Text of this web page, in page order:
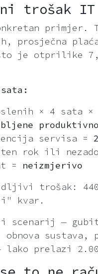
trošak IT
primjer.
prosječna
je otprilike
× 4 sata
servisa =
rok ili
= neizmjerivo
trošak:
kvar.
scenarij —
obnova sustava,
prelazi